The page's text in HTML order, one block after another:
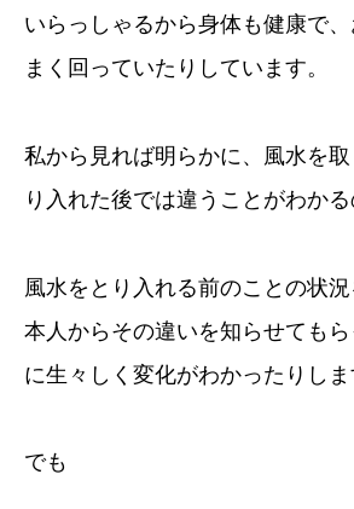
いらっしゃるから身体も健康で
まく回っていたりしています。
私から見れば明らかに、風水を
り入れた後では違うことがわかる
風水をとり入れる前のことの状
本人からその違いを知らせても
に生々しく変化がわかったりしま
でも